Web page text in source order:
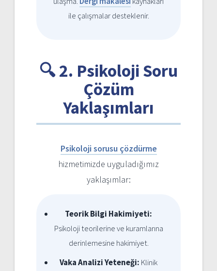
ile çalışmalar desteklenir.
🔍 2. Psikoloji Soru
Çözüm
Yaklaşımları
Psikoloji sorusu çözdürme
hizmetimizde uyguladığımız
yaklaşımlar:
Teorik Bilgi Hakimiyeti:
Psikoloji teorilerine ve kuramlarına
derinlemesine hakimiyet.
Vaka Analizi Yeteneği: Klinik